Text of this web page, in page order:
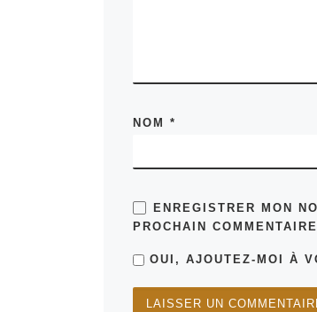
NOM *
ENREGISTRER MON
PROCHAIN
OUI, AJOUTEZ-MOI À